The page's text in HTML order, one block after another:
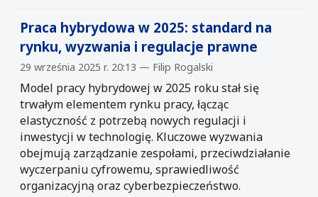
Praca hybrydowa w 2025: standard na
rynku, wyzwania i regulacje prawne
29 września 2025 r. 20:13 — Filip Rogalski
Model pracy hybrydowej w 2025 roku stał się
trwałym elementem rynku pracy, łącząc
elastyczność z potrzebą nowych regulacji i
inwestycji w technologię. Kluczowe wyzwania
obejmują zarządzanie zespołami, przeciwdziałanie
wyczerpaniu cyfrowemu, sprawiedliwość
organizacyjną oraz cyberbezpieczeństwo.